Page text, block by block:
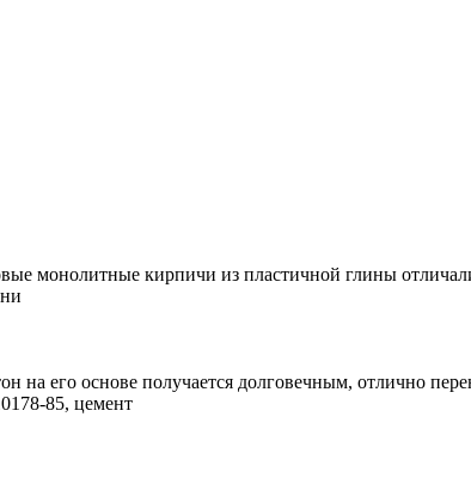
монолитные кирпичи из пластичной глины
его основе получается долговечным, отлично
85, цемент